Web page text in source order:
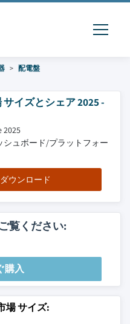
配電盤
イズとシェア 2025 -
2025
シュボード/プラットフォー
ウンロード
覧ください:
購入
場 サイズ: